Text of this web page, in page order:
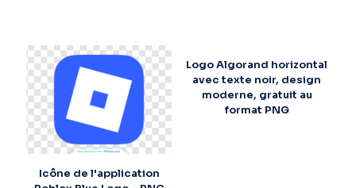
Icône de l'application
Logo Algorand horizontal
avec texte noir, design
moderne, gratuit au
format PNG